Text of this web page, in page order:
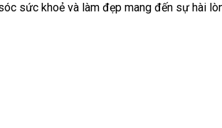
sức khoẻ và làm đẹp mang đến sự hài